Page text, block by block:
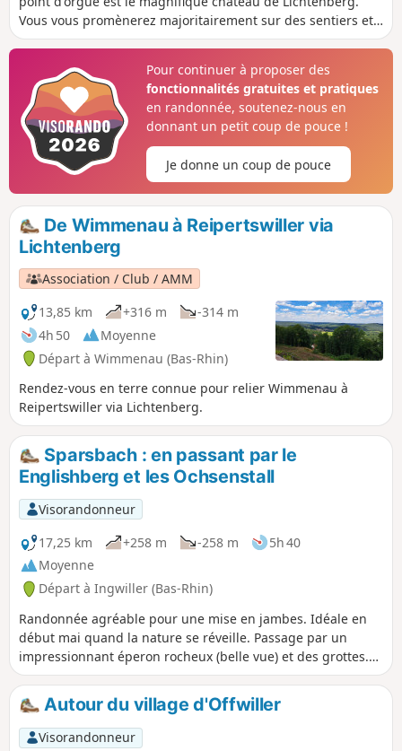
Vous vous promènerez majoritairement sur des sentiers et
dans une forêt de feuillus bénéficiant ainsi du soleil de
Pour continuer à proposer des
fonctionnalités gratuites et pratiques
en randonnée, soutenez-nous en
donnant un petit coup de pouce !
Je donne un coup de pouce
De Wimmenau à Reipertswiller via
Lichtenberg
Association / Club / AMM
13,85 km
+316 m
-314 m
4h 50
Moyenne
Départ à Wimmenau (Bas-Rhin)
Rendez-vous en terre connue pour relier Wimmenau à
Reipertswiller via Lichtenberg.
Sparsbach : en passant par le
Englishberg et les Ochsenstall
Visorandonneur
17,25 km
+258 m -258 m
5h 40
Moyenne
Départ à Ingwiller (Bas-Rhin)
Randonnée agréable pour une mise en jambes. Idéale en
début mai quand la nature se réveille. Passage par un
impressionnant éperon rocheux (belle vue) et des grottes.
On marche le plus souvent à l'ombre et la randonnée suit
une rivière sur la dernière partie du trajet. Egalement
agréable en plein été. (mis à jour mai 2020)
Autour du village d'Offwiller
Visorandonneur